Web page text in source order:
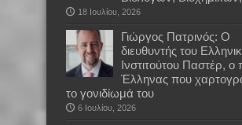
18 Ιουλίου, 2026
Γιώργος Πατρινός: Ο
διευθυντής του
Ινστιτούτου Παστέρ,
Έλληνας που
το γονιδίωμά του
6 Ιουλίου, 2026